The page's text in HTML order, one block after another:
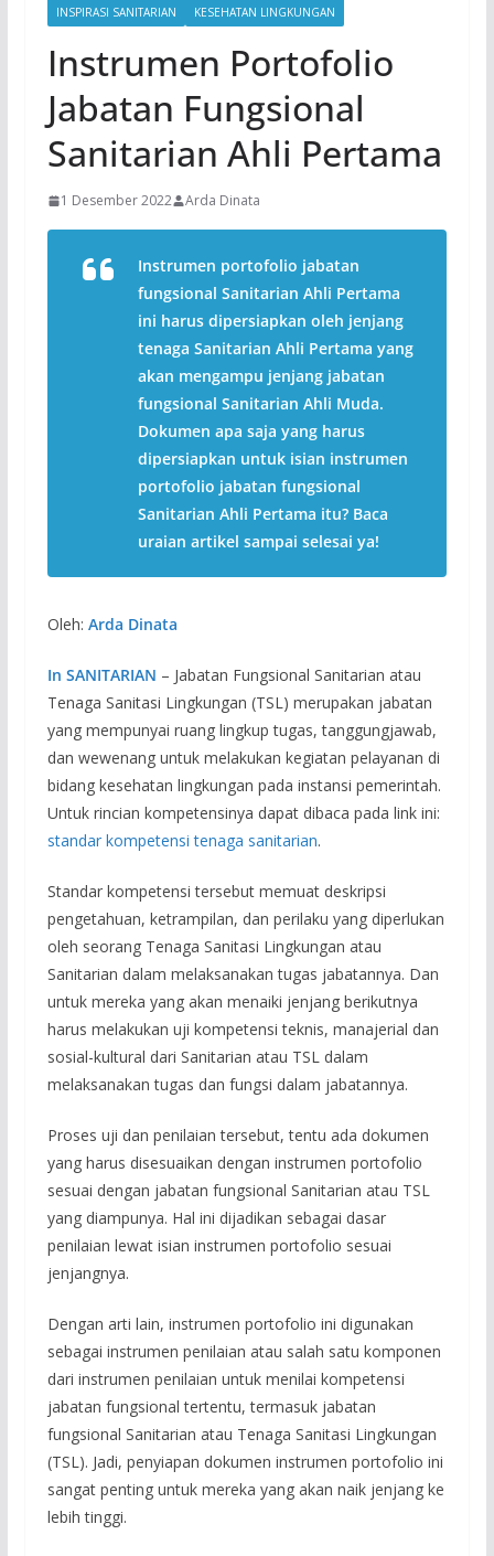
INSPIRASI SANITARIAN KESEHATAN LINGKUNGAN
Instrumen Portofolio
Jabatan Fungsional
Sanitarian Ahli Pertama
1 Desember 2022 Arda Dinata
Instrumen portofolio jabatan
fungsional Sanitarian Ahli Pertama
ini harus dipersiapkan oleh jenjang
tenaga Sanitarian Ahli Pertama yang
akan mengampu jenjang jabatan
fungsional Sanitarian Ahli Muda.
Dokumen apa saja yang harus
dipersiapkan untuk isian instrumen
portofolio jabatan fungsional
Sanitarian Ahli Pertama itu? Baca
uraian artikel sampai selesai ya!
Oleh: Arda Dinata
In SANITARIAN – Jabatan Fungsional Sanitarian atau
Tenaga Sanitasi Lingkungan (TSL) merupakan jabatan
yang mempunyai ruang lingkup tugas, tanggungjawab,
dan wewenang untuk melakukan kegiatan pelayanan di
bidang kesehatan lingkungan pada instansi pemerintah.
Untuk rincian kompetensinya dapat dibaca pada link ini:
standar kompetensi tenaga sanitarian.
Standar kompetensi tersebut memuat deskripsi
pengetahuan, ketrampilan, dan perilaku yang diperlukan
oleh seorang Tenaga Sanitasi Lingkungan atau
Sanitarian dalam melaksanakan tugas jabatannya. Dan
untuk mereka yang akan menaiki jenjang berikutnya
harus melakukan uji kompetensi teknis, manajerial dan
sosial-kultural dari Sanitarian atau TSL dalam
melaksanakan tugas dan fungsi dalam jabatannya.
Proses uji dan penilaian tersebut, tentu ada dokumen
yang harus disesuaikan dengan instrumen portofolio
sesuai dengan jabatan fungsional Sanitarian atau TSL
yang diampunya. Hal ini dijadikan sebagai dasar
penilaian lewat isian instrumen portofolio sesuai
jenjangnya.
Dengan arti lain, instrumen portofolio ini digunakan
sebagai instrumen penilaian atau salah satu komponen
dari instrumen penilaian untuk menilai kompetensi
jabatan fungsional tertentu, termasuk jabatan
fungsional Sanitarian atau Tenaga Sanitasi Lingkungan
(TSL). Jadi, penyiapan dokumen instrumen portofolio ini
sangat penting untuk mereka yang akan naik jenjang ke
lebih tinggi.